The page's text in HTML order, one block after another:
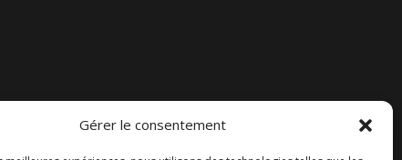
Gérer le consentement